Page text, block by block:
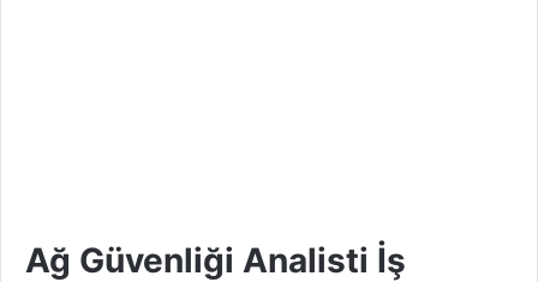
Ağ Güvenliği Analisti İş